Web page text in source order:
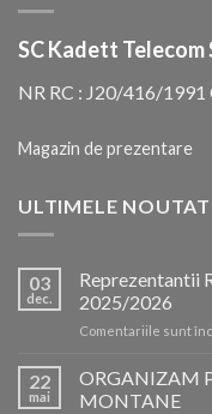
SC Kadett Telecom
NR RC : J20/416/1991
Magazin de prezentare
ULTIMELE
03
dec.
Reprezentantii
2025/2026
Comentariile sunt
22
mai
ORGANIZAM
MONTANE